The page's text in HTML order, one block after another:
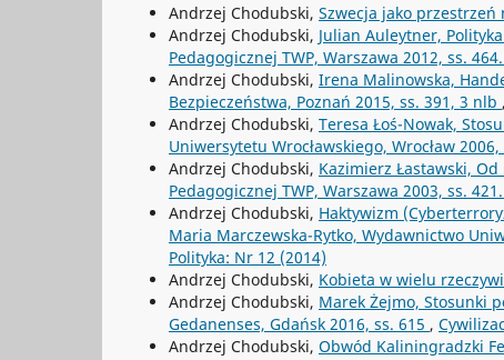
Andrzej Chodubski, Szwecja jako
Andrzej Chodubski, Julian Auleytner,
Pedagogicznej TWP, Warszawa 2012, ss. 464.
Andrzej Chodubski, Irena Malinowska,
Bezpieczeństwa, Poznań 2015, ss. 391, 3 nlb ,
Andrzej Chodubski, Teresa Łoś-Nowak,
Uniwersytetu Wrocławskiego, Wrocław 2006,
Andrzej Chodubski, Kazimierz Łastawski,
Pedagogicznej TWP, Warszawa 2003, ss. 421.
Andrzej Chodubski, Haktywizm
Maria Marczewska-Rytko, Wydawnictwo
Polityka: Nr 12 (2014)
Andrzej Chodubski, Kobieta w wielu
Andrzej Chodubski, Marek Żejmo, Stosunki
Gedanenses, Gdańsk 2016, ss. 615 ,
Andrzej Chodubski, Obwód Kaliningradzki